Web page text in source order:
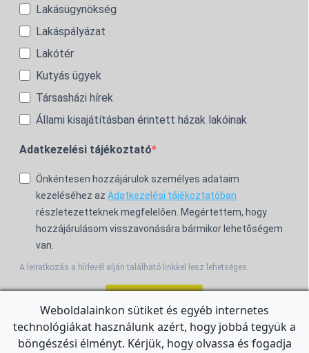
Lakásügynökség
Lakáspályázat
Lakótér
Kutyás ügyek
Társasházi hírek
Állami kisajátításban érintett házak lakóinak
Adatkezelési tájékoztató
Önkéntesen hozzájárulok személyes adataim
kezeléséhez az Adatkezelési tájékoztatóban
részletezetteknek megfelelően. Megértettem, hogy
hozzájárulásom visszavonására bármikor lehetőségem
van.
A leiratkozás a hírlevél alján található linkkel lesz lehetséges.
For the English Newsletter, clickHERE.
Weboldalainkon sütiket és egyéb internetes
technológiákat használunk azért, hogy jobbá tegyük a
böngészési élményt. Kérjük, hogy olvassa és fogadja